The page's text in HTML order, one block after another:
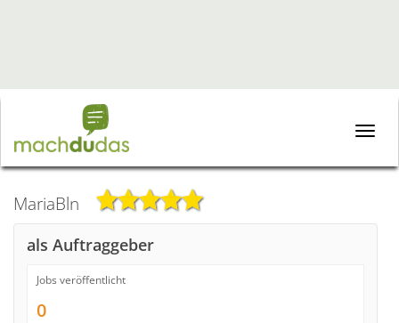
Toggle
MariaBln
als Auftraggeber
Jobs veröffentlicht
0